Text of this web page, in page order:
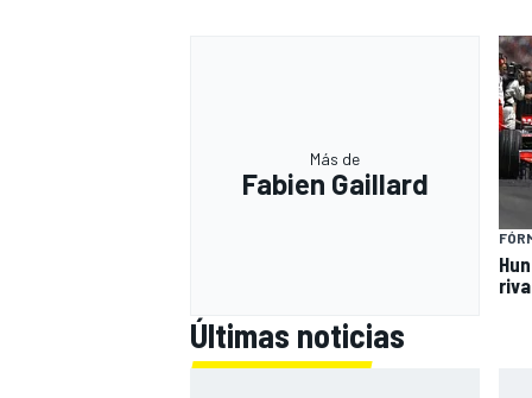
Más de
Fabien Gaillard
Últimas noticias